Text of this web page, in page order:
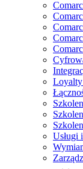
Usługi